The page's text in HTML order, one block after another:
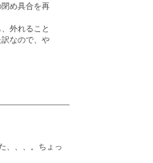
め具合を再
外れること
なので、や
、、、。ちょっ